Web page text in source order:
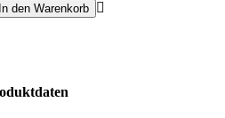
In den Warenkorb